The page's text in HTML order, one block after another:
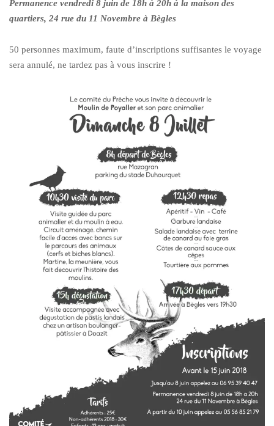
Permanence vendredi 8 juin de 18h à 20h à la maison des
quartiers, 24 rue du 11 Novembre à Bègles
50 personnes maximum, faute d’inscriptions suffisantes le voyage
sera annulé, ne tardez pas à vous inscrire !